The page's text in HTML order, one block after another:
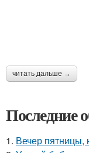
читать дальше →
Последние
1. Вечер пятницы,